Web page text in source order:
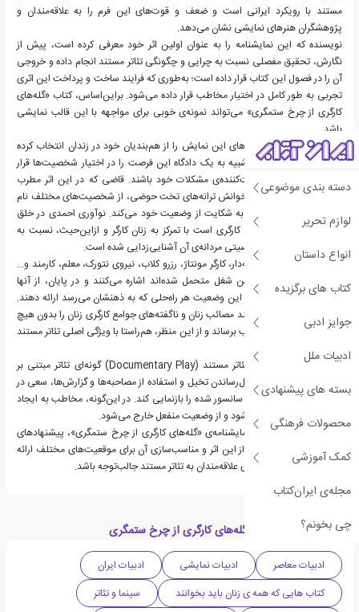
دسته بندی موضوعی
لوازم تحریر
انواع داستان
کتاب های برگزیده
جوایز ادبی
ادبیات ملل
بسته های پیشنهادی
محصولات فرهنگی
کمک آموزشی
مجله‌ی ایران‌کتاب
چی بخونم؟
مستند با رویکرد ایرانی است و ضعف و قوت‌های این فرم را به علاقه‌مندان و
پژوهشگران هنرهای نمایشی نشان می‌دهد.
نویسنده که این نمایشنامه را به عنوان اولین اثر خود معرفی کرده است، پیش از
نگارش، تحقیق مفصلی نسبت به چرایی و چگونگی تئاتر مستند انجام داده و خروجی
آن را در فصول این کتاب قرار داده است؛ به‌طوری که فرایند ساخت و پرداخت این اثری
تجربی به طور کامل در اختیار مخاطب قرار داده می‌شود. براین‌اساس، کتاب «گله‌های
کارگری از چرخ ستمگری» می‌تواند نمونه‌ی خوبی برای مواجهه با این قالب نمایشی
باشد.
سروناز احمدی، شخصیت‌های این نمایش را از هم‌بندیان خود در زندان انتخاب کرده
است و با ایجاد فضایی شبیه به یک دادگاه این فرصت را در اختیار شخصیت‌ها قرار
می‌دهد که هر یک روایت‌کننده‌ی مشکلات خود باشند. قاضی که در این اثر مطرب
نامیده می‌شود، همراه با خوانش ترانه‌های تخت حوضی، از شخصیت‌های مختلف نام
می‌برد و هریک را دعوت به شکایت از وضعیت خود می‌کند. نوآوری احمدی در خلق
این اثر، نگاهی به جوامع کارگری است با تمرکز به زنان کارگر و ازاین‌حیث، نسبت به
واژه‌ی کارگر و کلیشه‌ی جنسیتی مردانه‌ی آن آشنایی‌زدایی شده است.
شخصیت‌هایی چون: خانه‌دار، کارگر مونتاژ، رزرو کلاب، نیروی نتورک، معلم، کارمند و...
هریک به رنجی که در این شغل متحمل شده‌اند اشاره می‌کنند و در پایان، از آنها
خواسته می‌شود برای حل این وضعیت هر راه‌حلی که به ذهنشان می‌رسد ارائه دهند.
این نمایشنامه سعی می‌کند مصائب زنان و ناگفته‌های جوامع کارگری زنان را بدون هیچ
واسطه‌ای به گوش مخاطب برساند و از این منظر، هم‌راستا با ویژگی اصلی تئاتر مستند
طراحی شده است.
طبق تعاریف آکادمیک، تئاتر مستند (Documentary Play) گونه‌ای تئاتر مبتنی بر
واقعیت است و با به‌حداقل‌رساندن تخیل و استفاده از مصاحبه‌ها و گزارش‌ها، سعی در
آن دارد که وقایع پنهان یا سانسور شده را بازنمایی کند. در این‌گونه، مخاطب به ایجاد
مشارکت فکری دعوت می‌شود و از وضعیت منفعل خارج می‌شود.
سروناز احمدی در کتاب نمایشنامه‌ی «گله‌های کارگری از چرخ ستمگری»، پیشنهادهای
مختلفی برای گرته‌برداری از این اثر و مناسب‌سازی آن برای موقعیت‌های مختلف ارائه
داده است که می‌تواند برای علاقه‌مندان به تئاتر مستند جالب‌توجه باشد.
دسته بندی های کتاب گله‌های کارگری از چرخ ستمگری
ادبیات معاصر ادبیات نمایشی
ادبیات ایران
کتاب هایی که همه ی زنان باید بخوانند
سینما و تئاتر